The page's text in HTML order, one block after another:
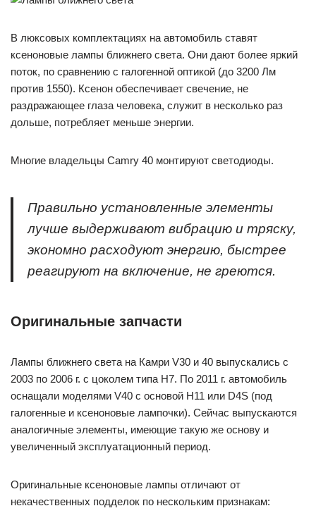
В люксовых комплектациях на автомобиль ставят
ксеноновые лампы ближнего света. Они дают более яркий
поток, по сравнению с галогенной оптикой (до 3200 Лм
против 1550). Ксенон обеспечивает свечение, не
раздражающее глаза человека, служит в несколько раз
дольше, потребляет меньше энергии.
Многие владельцы Camry 40 монтируют светодиоды.
Правильно установленные элементы
лучше выдерживают вибрацию и тряску,
экономно расходуют энергию, быстрее
реагируют на включение, не греются.
Оригинальные запчасти
Лампы ближнего света на Камри V30 и 40 выпускались с
2003 по 2006 г. с цоколем типа Н7. По 2011 г. автомобиль
оснащали моделями V40 с основой H11 или D4S (под
галогенные и ксеноновые лампочки). Сейчас выпускаются
аналогичные элементы, имеющие такую же основу и
увеличенный эксплуатационный период.
Оригинальные ксеноновые лампы отличают от
некачественных подделок по нескольким признакам: